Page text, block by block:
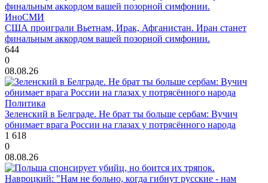
ИноСМИ
США проиграли Вьетнам, Ирак, Афганистан. Иран станет
финальным аккордом вашей позорной симфонии.
644
0
08.08.26
Политика
Зеленский в Белграде. Не брат ты больше сербам: Вучич
обнимает врага России на глазах у потрясённого народа
1 618
0
08.08.26